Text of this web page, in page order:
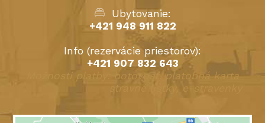
Ubytovanie:
+421 948 911 822
Info (rezervácie priestorov):
+421 907 832 643
Možnosti platby: hotovosť, platobná karta
stravné lístky, e-stravenky